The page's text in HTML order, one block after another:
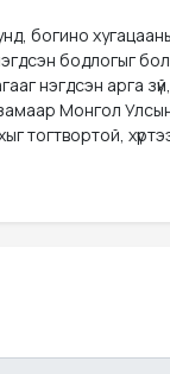
богино
бодлогыг
нэгдсэн арга зүй,
Монгол
тогтвортой,